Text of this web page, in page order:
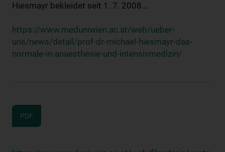
Hiesmayr bekleidet seit 1. 7. 2008...
https://www.meduniwien.ac.at/web/ueber-
uns/news/detail/prof-dr-michael-hiesmayr-das-
normale-in-anaesthesie-und-intensivmedizin/
PDF